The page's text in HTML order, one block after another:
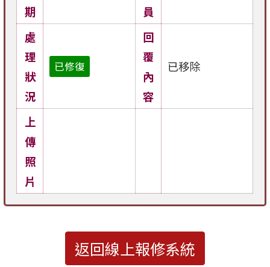
期
員
處
理
狀
況
已修復
回
覆
內
容
已移除
上
傳
照
片
返回線上報修系統